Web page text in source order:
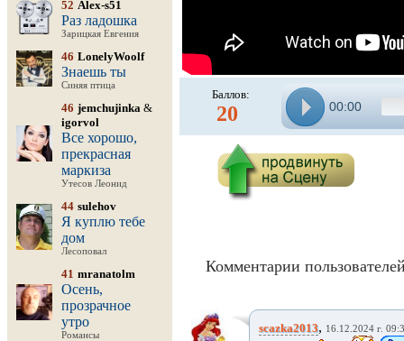
52 Alex-s51
Раз ладошка
Зарицкая Евгения
46 LonelyWoolf
Знаешь ты
Синяя птица
46 jemchujinka &
igorvol
Все хорошо,
прекрасная
маркиза
Утесов Леонид
44 sulehov
Я куплю тебе
дом
Лесоповал
41 mranatolm
Осень,
прозрачное
утро
Романсы
Баллов:
20 00:00
Комментарии
scazka2013, 16.12.2024 г.